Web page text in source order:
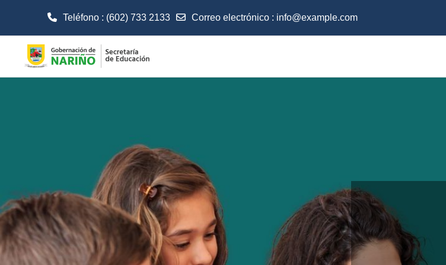
Teléfono : (602) 733 2133 Correo electrónico : info@example.com